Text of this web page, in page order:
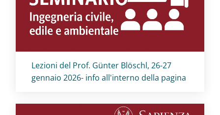
Titolo card :
Lezioni del Prof. Günter Blöschl, 26-27
gennaio 2026- info all'interno della pagina